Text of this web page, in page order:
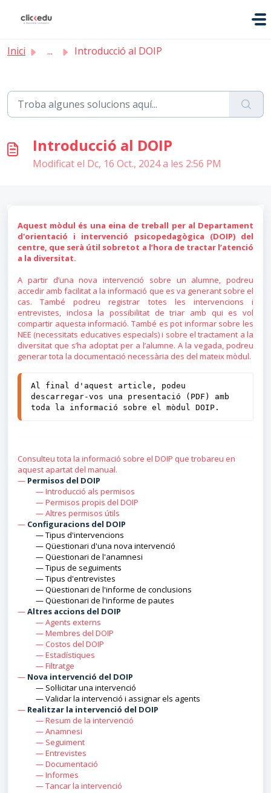
Inici ... Introducció al DOIP
Introducció al DOIP
Modificat el Dc, 16 Oct., 2024 a les 2:56 PM
Aquest mòdul és una eina de treball per al Departament
d'orientació i intervenció psicopedagògica (DOIP) del
centre, que serà útil sobretot a l’hora de tractar l’atenció
a la diversitat.
A partir d’una nova intervenció sobre un alumne, podreu
accedir amb facilitat a la informació que es va generant sobre el
cas. També podreu registrar totes les intervencions i
entrevistes, inclosa la possibilitat de triar amb qui es vol
compartir aquesta informació. També es pot informar sobre les
NEE (necessitats educatives especials) i sobre el tractament a la
diversitat que s’ha adoptat per a l’alumne. A la vegada, podreu
generar tota la documentació necessària des del mateix mòdul.
Al final d'aquest article, podeu
descarregar-vos una presentació (PDF) amb
toda la informació sobre el mòdul DOIP.
Consulteu tota la informació sobre el DOIP que trobareu en
aquest apartat del manual.
— Permisos del DOIP
—Introducció als permisos
—Permisos propis del DOIP
—Altres permisos útils
— Configuracions del DOIP
—Tipus d'intervencions
—Qüestionari d'una nova intervenció
—Qüestionari de l'anamnesi
—Tipus de seguiments
—Tipus d'entrevistes
—Qüestionari de l'informe de conclusions
—Qüestionari de l'informe de pautes
—Altres accions del DOIP
—Agents externs
—Membres del DOIP
—Costos del DOIP
—Estadístiques
—Filtratge
— Nova intervenció del DOIP
— Sol·licitar una intervenció
—Validar la intervenció i assignar els agents
— Realitzar la intervenció del DOIP
—Resum de la intervenció
—Anamnesi
— Seguiment
—Entrevistes
—Documentació
—Informes
—Tancar la intervenció